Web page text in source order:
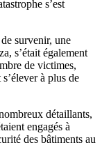
s’est
survenir, une
s’était également
de victimes,
à plus de
détaillants,
engagés à
des bâtiments au